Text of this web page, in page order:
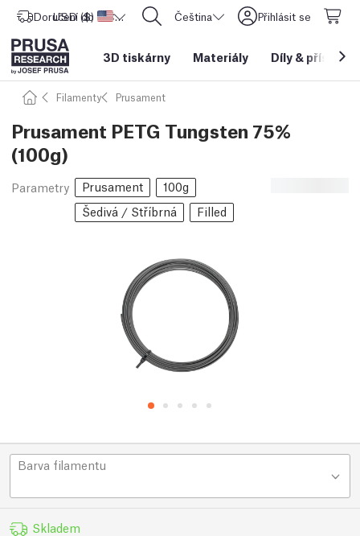
Doručení do Spojené státy americké
USD ($) CORE One L: Nyní skladem! Čeština Přihlásit se
3D tiskárny Materiály Díly &
Filamenty Prusament
Prusament PETG Tungsten 75%
(100g)
Parametry Prusament
100g
Šedivá / Stříbrná
Filled
Barva filamentu
Skladem